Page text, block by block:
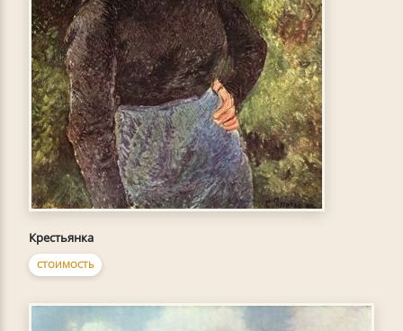
Крестьянка
СТОИМОСТЬ